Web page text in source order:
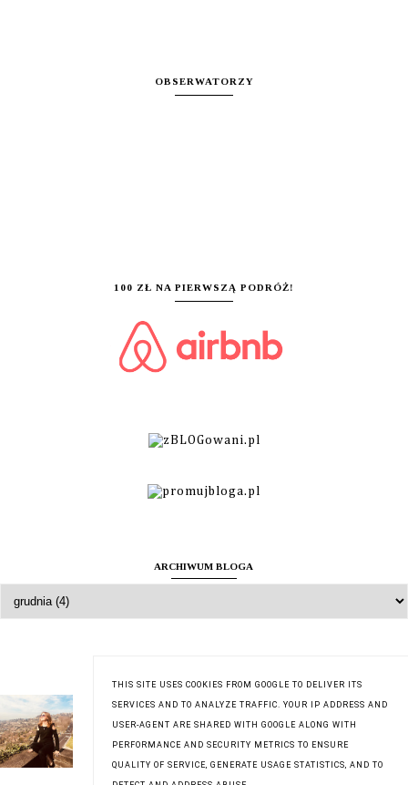
OBSERWATORZY
100 ZŁ NA PIERWSZĄ PODRÓŻ!
ARCHIWUM BLOGA
Zuzanna
Wyświetl mój pełny profil
THIS SITE USES COOKIES FROM GOOGLE TO DELIVER ITS
SERVICES AND TO ANALYZE TRAFFIC. YOUR IP ADDRESS AND
USER-AGENT ARE SHARED WITH GOOGLE ALONG WITH
PERFORMANCE AND SECURITY METRICS TO ENSURE
QUALITY OF SERVICE, GENERATE USAGE STATISTICS, AND TO